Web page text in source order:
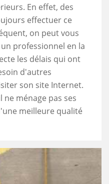
En effet, des
effectuer ce
on peut vous
professionnel en la
les délais qui ont
d'autres
son site Internet.
ménage pas ses
meilleure qualité